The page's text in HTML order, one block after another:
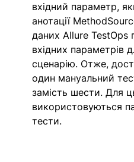
вхідний параметр,
анотації
даних Allure TestOps
вхідних параметрів
сценарію. Отже,
один мануальний
замість шести. Для
використовуються
тести.